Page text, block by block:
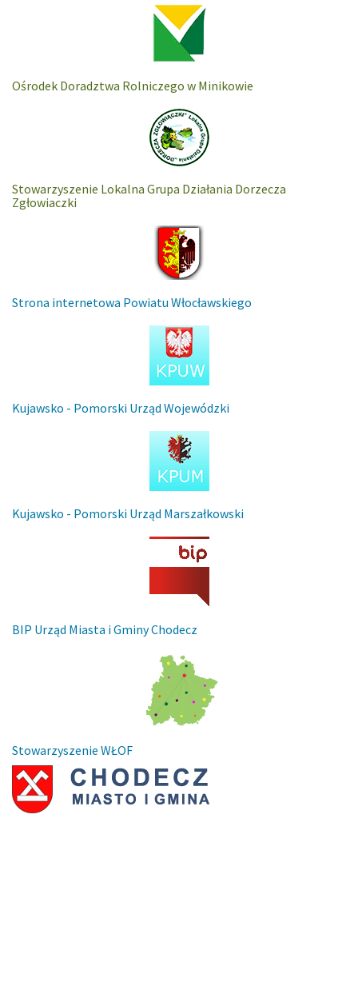
Ośrodek Doradztwa Rolniczego w Minikowie
Stowarzyszenie Lokalna Grupa Działania Dorzecza
Zgłowiaczki
Strona internetowa Powiatu Włocławskiego
Kujawsko - Pomorski Urząd Wojewódzki
Kujawsko - Pomorski Urząd Marszałkowski
BIP Urząd Miasta i Gminy Chodecz
Stowarzyszenie WŁOF